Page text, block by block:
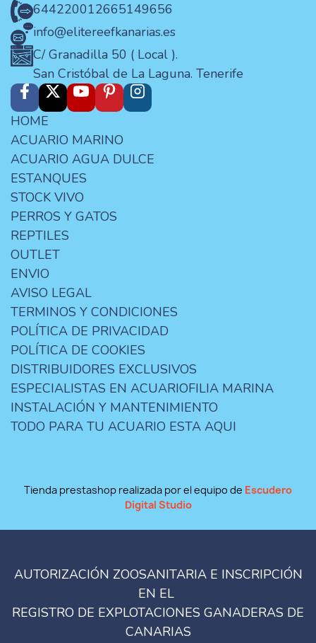
644220012665149656
info@elitereefkanarias.es
C/ Granadilla 50 ( Local ).
San Cristóbal de La Laguna. Tenerife
HOME
ACUARIO MARINO
ACUARIO AGUA DULCE
ESTANQUES
STOCK VIVO
PERROS Y GATOS
REPTILES
OUTLET
ENVIO
AVISO LEGAL
TERMINOS Y CONDICIONES
POLÍTICA DE PRIVACIDAD
POLÍTICA DE COOKIES
DISTRIBUIDORES EXCLUSIVOS
ESPECIALISTAS EN ACUARIOFILIA MARINA
INSTALACIÓN Y MANTENIMIENTO
TODO PARA TU ACUARIO ESTA AQUI
Tienda prestashop realizada por el equipo de Escudero
Digital Studio
AUTORIZACIÓN ZOOSANITARIA E INSCRIPCIÓN
EN EL
REGISTRO DE EXPLOTACIONES GANADERAS DE
CANARIAS